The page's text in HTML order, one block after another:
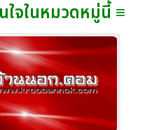
ใจในหมวดหมู่นี้ ≡